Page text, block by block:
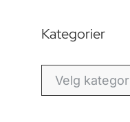
Kategorier
Kategorier